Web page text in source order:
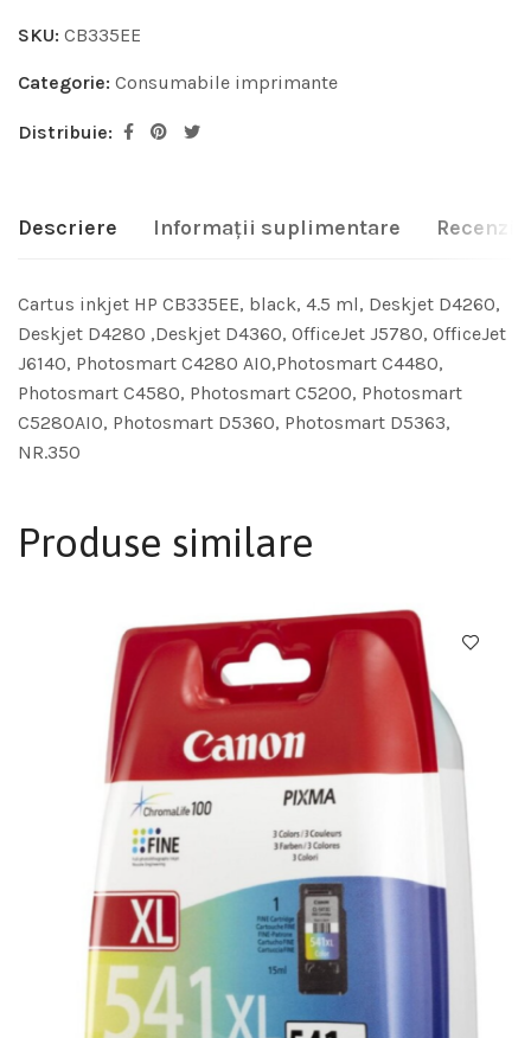
SKU: CB335EE
Categorie: Consumabile imprimante
Distribuie:
Descriere Informații suplimentare Recenzii
Cartus inkjet HP CB335EE, black, 4.5 ml, Deskjet D4260,
Deskjet D4280 ,Deskjet D4360, OfficeJet J5780, OfficeJet
J6140, Photosmart C4280 AIO,Photosmart C4480,
Photosmart C4580, Photosmart C5200, Photosmart
C5280AIO, Photosmart D5360, Photosmart D5363,
NR.350
Produse similare